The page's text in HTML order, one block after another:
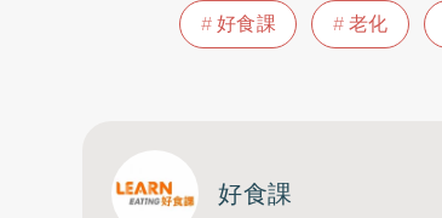
好食課 老化
好食課